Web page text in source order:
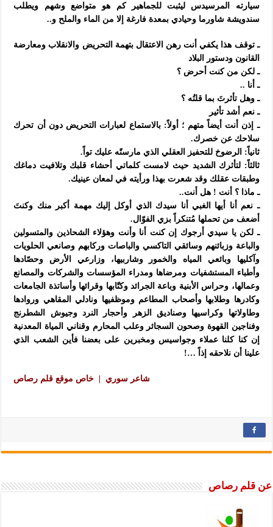
سيارته المرسيدس ليثبت للجماهير كم هو متواضع وشهم ويطلب
سندويشة شاورما وحيادي بمعدة فارغة إلا من الماء والملح و..
ـ توقف هذا يكفي أنت رهن الاعتقال بتهمة التحريض والانقلاب ومعارضة
القانون ودستور البلاد
ـ لكن من كنت أحرض ؟
ـ أنا ..
ـ وهل تأثرتَ بما قلتُه ؟
ـ نعم أشد تأثير
ـ إذن أنت أيضاً متهم ؛ أولاً: بالاستماع لعبارات التحريض دون أن تحرك
سلاحك عن خصرك.
ثانياً: الرضوخ للتحفيز العقلي الذي مارستًه عليك تواً.
ثالثاً: لتأثرك الشديد حيث لامست كلماتي أحشاء قلبك وتلافيت دماغك
وطبقات عقلك وقد شعرت بهذا ورأيته في لمعان عينيك.
ـ ماذا ؟ أنت ! هل أنت..
ـ نعم أنا أيها الغبي أنا سيدك الذي أوكل إليك مهمة أكبر منك وكنتَ
أضعف من تحملها مُتنكراً بزي الفوّال.
ـ لكن يا سيدي أرجوك إن كنت أنا وأنت وهؤلاء الشحاذين والمتسولين
والباعة وزبائنهم وسائقي التاكسي والباصات وركابهم وصانعي الحلويات
وآكليها وبائعي المياه والخمور وشاربيها، وزارعي الأرض وحصّادها
وأطباء المستشفيات ومرضاها ومدراء المؤسسات والشركات والمصانع
وعمالها، وحراس الأبنية وباعة الجرائد وكتّابها وقرائها وأساتذة الجامعات
وكادرها وطلابها وأصحاب المطاعم وموظفيها ونادلي المقاهي وروادها
وطاولاتها وكراسيها وصناديق الزهر وأحجار النرد وجيوش الشطرنج
وفناجين القهوة وصحون السجائر وعلب المحارم وقناني المياة المعدنية
إن كنا كلنا عملاء وجواسيس ومخبرين على بعضنا فأين الشعب الذي
علينا أن نلاحقه إذاً …!
شاعر سوري | خاص موقع قلم رصاص
عن قلم رصاص